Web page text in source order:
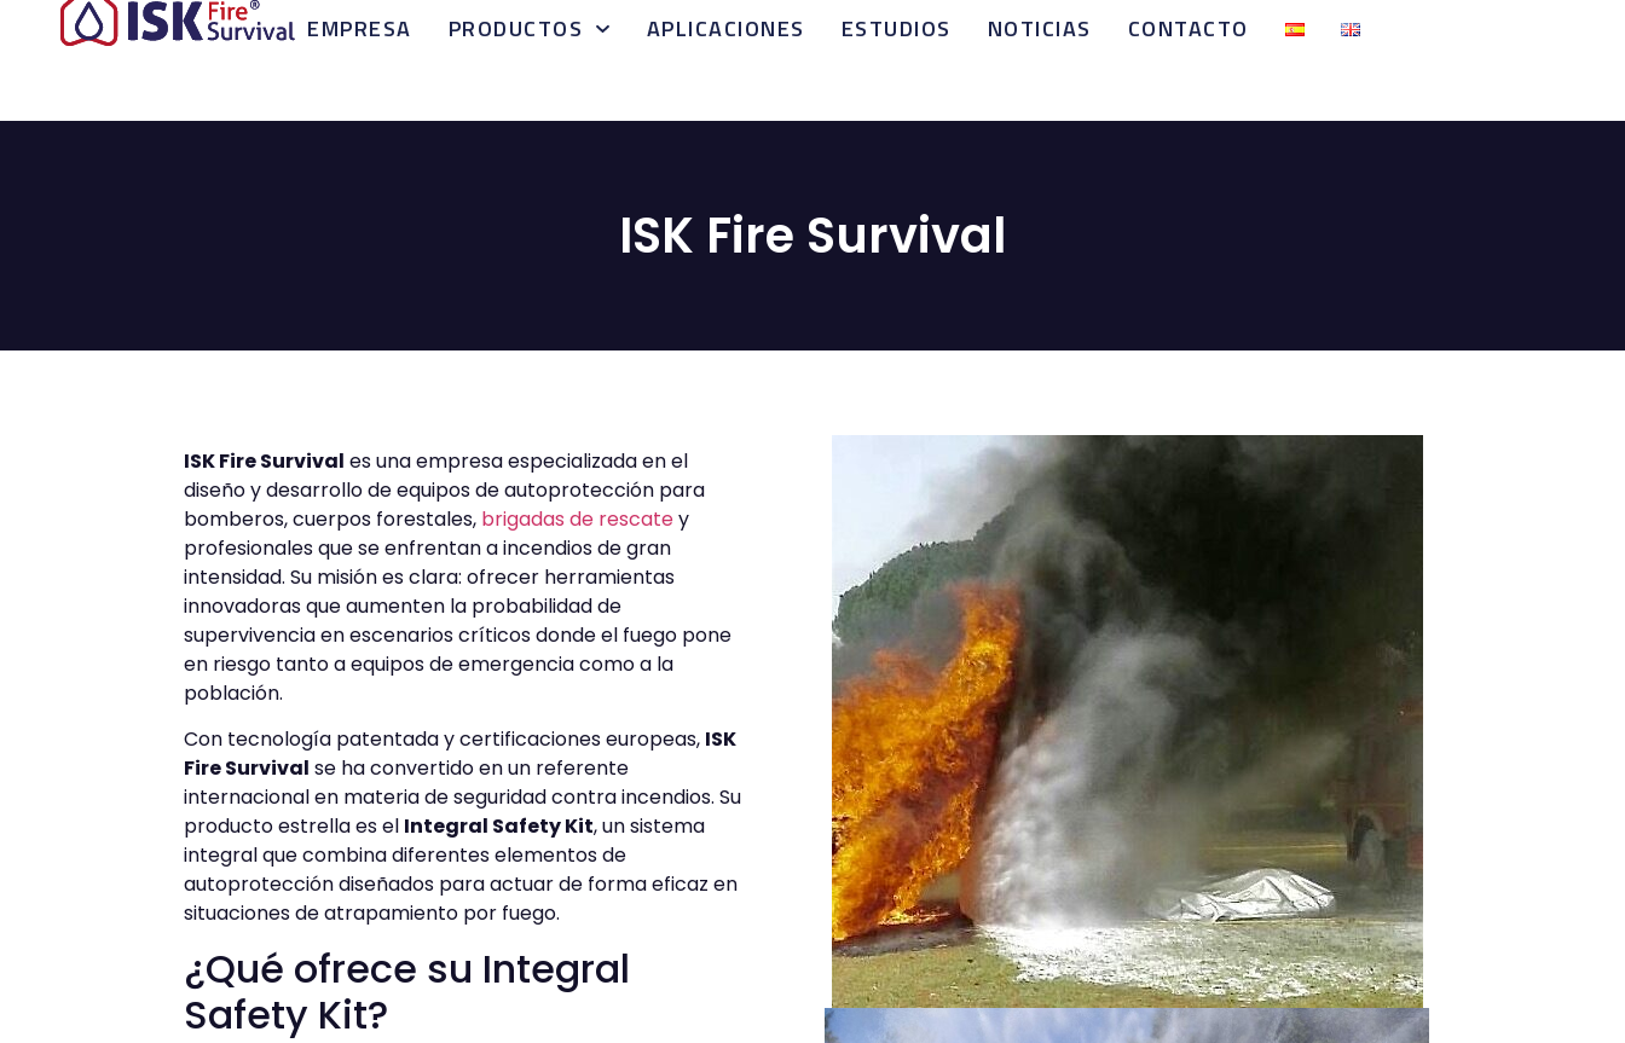
EMPRESA PRODUCTOS APLICACIONES ESTUDIOS NOTICIAS CONTACTO
ISK Fire Survival
ISK Fire Survival es una empresa especializada en el
diseño y desarrollo de equipos de autoprotección para
bomberos, cuerpos forestales, brigadas de rescatey
profesionales que se enfrentan a incendios de gran
intensidad. Su misión es clara: ofrecer herramientas
innovadoras que aumenten la probabilidad de
supervivencia en escenarios críticos donde el fuego pone
en riesgo tanto a equipos de emergencia como a la
población.
Con tecnología patentada y certificaciones europeas, ISK
Fire Survival se ha convertido en un referente
internacional en materia de seguridad contra incendios. Su
producto estrella es el Integral Safety Kit, un sistema
integral que combina diferentes elementos de
autoprotección diseñados para actuar de forma eficaz en
situaciones de atrapamiento por fuego.
¿Qué ofrece su Integral
Safety Kit?